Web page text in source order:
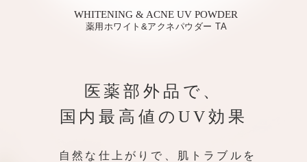
WHITENING & ACNE UV POWDER
薬用ホワイト&アクネパウダー TA
医薬部外品で、
国内最高値のUV効果
自然な仕上がりで、肌トラブルを